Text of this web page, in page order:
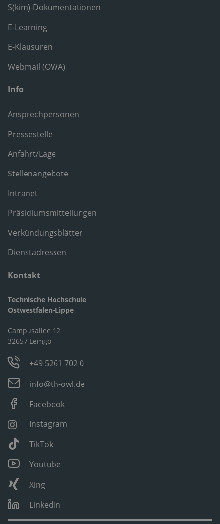
S(kim)-Dokumentationen
E-Learning
E-Klausuren
Webmail (OWA)
Info
Ansprechpersonen
Pressestelle
Anfahrt/Lage
Stellenangebote
Intranet
Präsidiumsmitteilungen
Verkündungsblätter
Dienstadressen
Kontakt
Technische Hochschule
Ostwestfalen-Lippe
Campusallee 12
32657 Lemgo
+49 5261 702 0
info@th-owl.de
Facebook
Instagram
TikTok
Youtube
Xing
LinkedIn